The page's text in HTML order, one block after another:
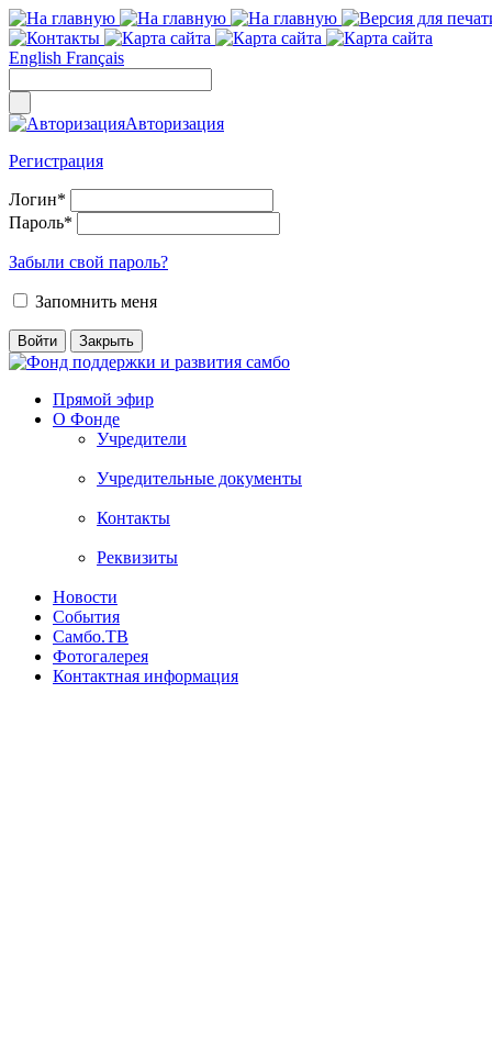
English Français
Авторизация
Регистрация
Логин*
Пароль*
Забыли свой пароль?
Запомнить меня
Прямой эфир
О Фонде
Учредители
Учредительные документы
Контакты
Реквизиты
Новости
События
Самбо.ТВ
Фотогалерея
Контактная информация